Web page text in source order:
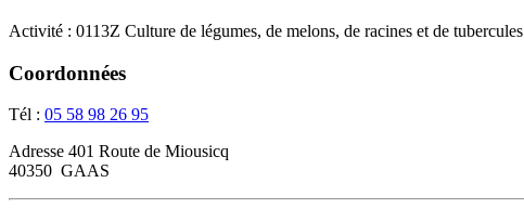
Activité : 0113Z Culture de légumes, de melons, de racines et de tubercules
Coordonnées
Tél : 05 58 98 26 95
Adresse 401 Route de Miousicq
40350 GAAS